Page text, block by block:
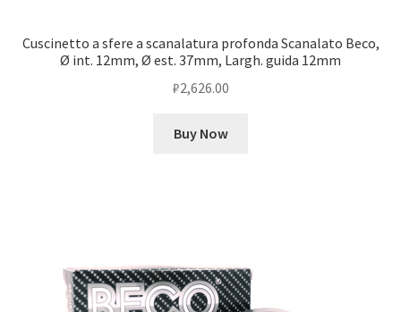
Cuscinetto a sfere a scanalatura profonda Scanalato Beco,
Ø int. 12mm, Ø est. 37mm, Largh. guida 12mm
₽2,626.00
Buy Now